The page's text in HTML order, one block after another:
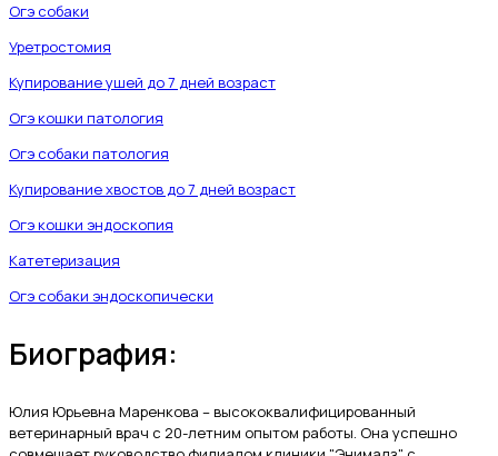
Огэ собаки
Уретростомия
Купирование ушей до 7 дней возраст
Огэ кошки патология
Огэ собаки патология
Купирование хвостов до 7 дней возраст
Огэ кошки эндоскопия
Катетеризация
Огэ собаки эндоскопически
Биография:
Юлия Юрьевна Маренкова – высококвалифицированный
ветеринарный врач с 20-летним опытом работы. Она успешно